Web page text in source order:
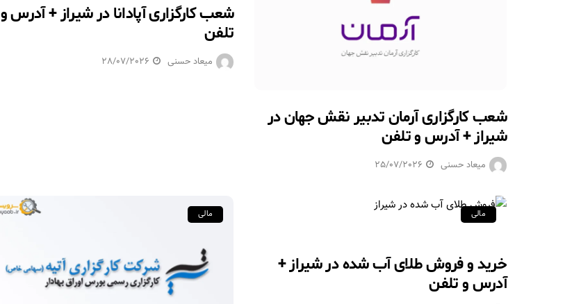
شعب کارگزاری آپادانا در شیراز + آدرس و
تلفن
میعاد حسنی 28/07/2026
شعب کارگزاری آرمان تدبیر نقش جهان در
شیراز + آدرس و تلفن
میعاد حسنی 25/07/2026
مالی مالی
خرید و فروش طلای آب شده در شیراز +
آدرس و تلفن